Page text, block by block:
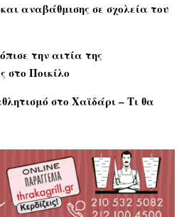
αναβάθμισης σε σχολεία του
την αιτία της
στο Ποικίλο
στο Χαϊδάρι – Τι θα